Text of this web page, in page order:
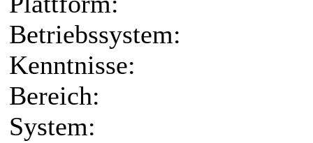
Betriebssystem:
Kenntnisse:
Bereich:
System: